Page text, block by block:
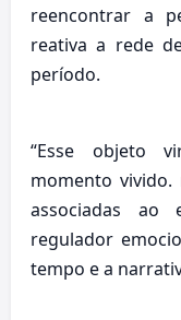
reencontrar a
reativa a rede
período.
“Esse objeto
momento vivido.
associadas ao
regulador
tempo e a